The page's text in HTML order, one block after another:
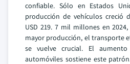
confiable. Sólo en Estados
producción de vehículos creció
USD 219. 7 mil millones en
mayor producción, el transporte
se vuelve crucial. El
automóviles sostiene este